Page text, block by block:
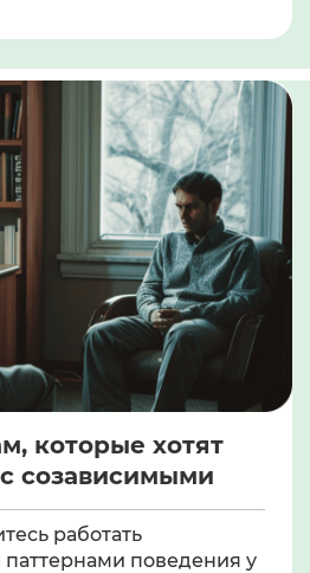
которые хотят
с созависимыми
работать
поведения у